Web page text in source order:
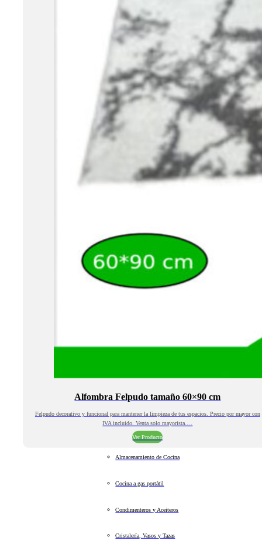
Alfombra Felpudo tamaño 60×90 cm
Felpudo decorativo y funcional para mantener la limpieza de tus espacios. Precio por mayor con
IVA incluido. Venta solo mayorista.…
Ver Producto
Almacenamiento de Cocina
Cocina a gas portátil
Condimenteros y Aceiteros
Cristalería, Vasos y Tazas